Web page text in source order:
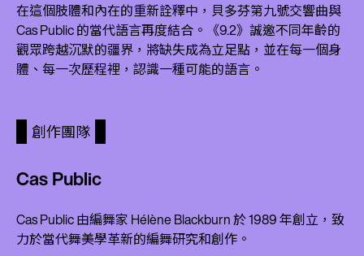
在這個肢體和內在的重新詮釋中，貝多芬第九號交響曲與
Cas Public 的當代語言再度結合。《9.2》誠邀不同年齡的
觀眾跨越沉默的疆界，將缺失成為立足點，並在每一個身
體、每一次歷程裡，認識一種可能的語言。
創作團隊
Cas Public
Cas Public 由編舞家 Hélène Blackburn 於 1989 年創立，致
力於當代舞美學革新的編舞研究和創作。